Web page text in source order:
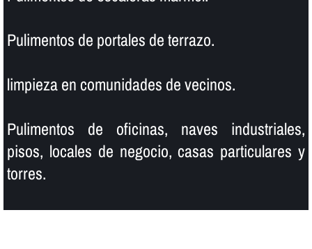
Pulimentos de portales de terrazo.
limpieza en comunidades de vecinos.
Pulimentos de oficinas, naves industriales,
pisos, locales de negocio, casas particulares y
torres.